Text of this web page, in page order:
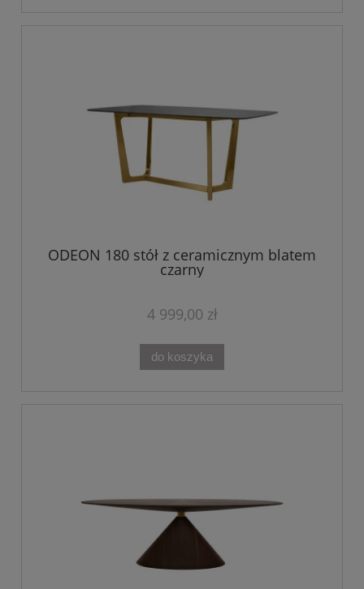
ODEON 180 stół z ceramicznym blatem
czarny
4 999,00 zł
do koszyka